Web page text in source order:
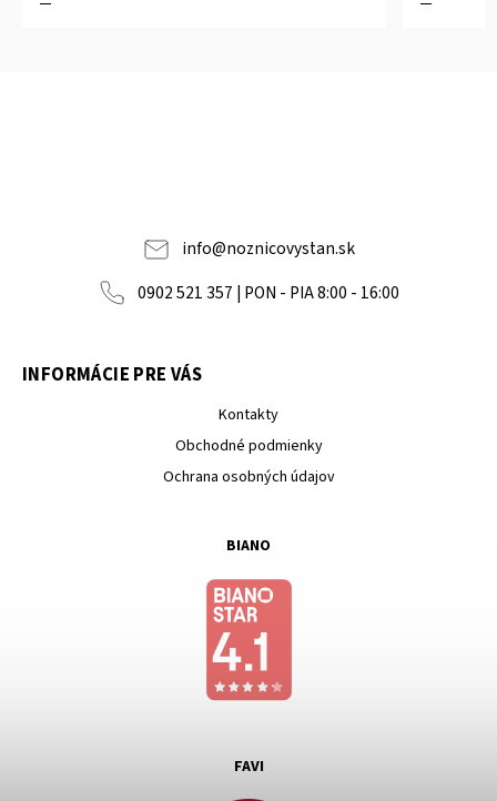
info@noznicovystan.sk
0902 521 357 | PON - PIA 8:00 - 16:00
INFORMÁCIE PRE VÁS
Kontakty
Obchodné podmienky
Ochrana osobných údajov
BIANO
FAVI